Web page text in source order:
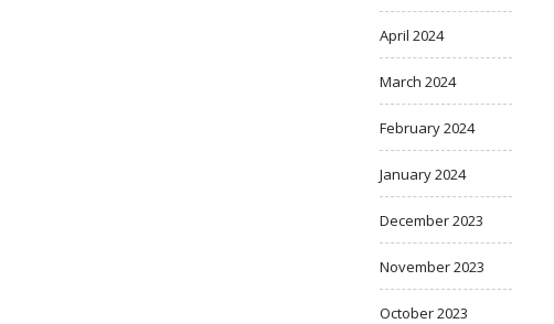
April 2024
March 2024
February 2024
January 2024
December 2023
November 2023
October 2023